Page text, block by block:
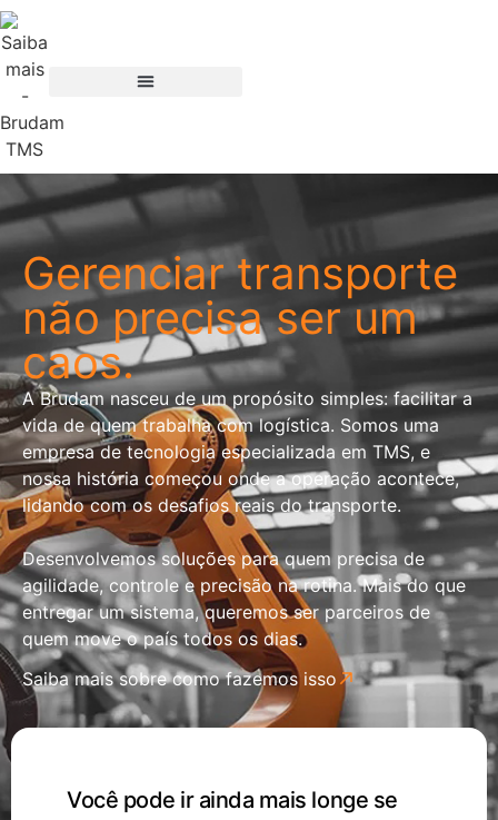
Gerenciar transporte
não precisa ser um
caos.
A Brudam nasceu de um propósito simples: facilitar a
vida de quem trabalha com logística. Somos uma
empresa de tecnologia especializada em TMS, e
nossa história começou onde a operação acontece,
lidando com os desafios reais do transporte.
Desenvolvemos soluções para quem precisa de
agilidade, controle e precisão na rotina. Mais do que
entregar um sistema, queremos ser parceiros de
quem move o país todos os dias.
Saiba mais sobre como fazemos isso
Você pode ir ainda mais longe se